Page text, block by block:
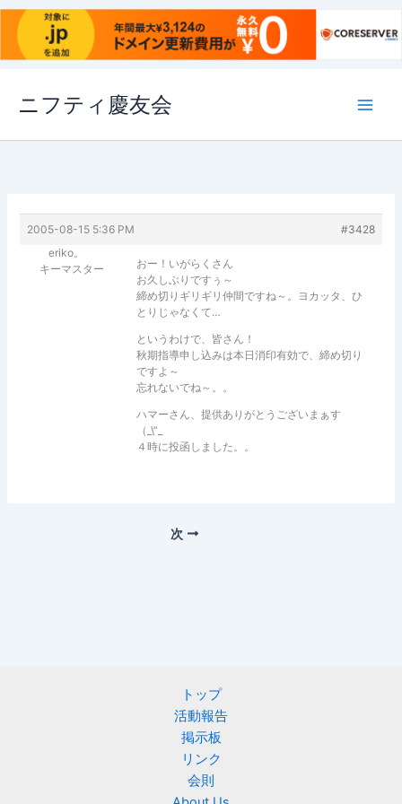
ス
ニフティ慶友会
2005-08-15 5:36 PM
#3428
eriko。
キーマスター
おー！いがらくさん
お久しぶりですぅ～
締め切りギリギリ仲間ですね～。ヨカッタ、ひ
とりじゃなくて…
というわけで、皆さん！
秋期指導申し込みは本日消印有効で、締め切り
ですよ～
忘れないでね～。。
ハマーさん、提供ありがとうございまぁす
（_\”_
４時に投函しました。。
次
トップ
活動報告
掲示板
リンク
会則